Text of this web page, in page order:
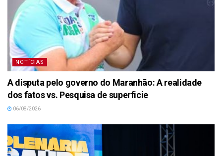
NOTÍCIAS
A disputa pelo governo do Maranhão: A realidade
dos fatos vs. Pesquisa de superficie
06/08/2026